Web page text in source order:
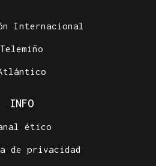
Internacional
Telemiño
INFO
ético
de privacidad